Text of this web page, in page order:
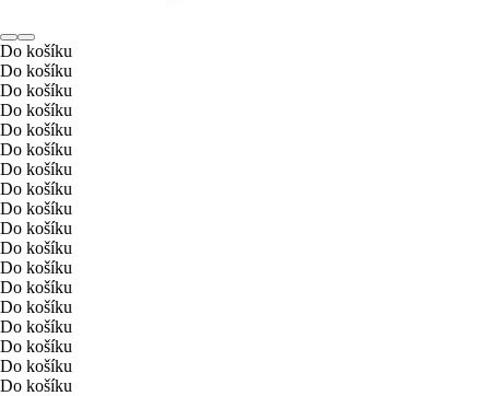
Do košíku
Do košíku
Do košíku
Do košíku
Do košíku
Do košíku
Do košíku
Do košíku
Do košíku
Do košíku
Do košíku
Do košíku
Do košíku
Do košíku
Do košíku
Do košíku
Do košíku
Do košíku